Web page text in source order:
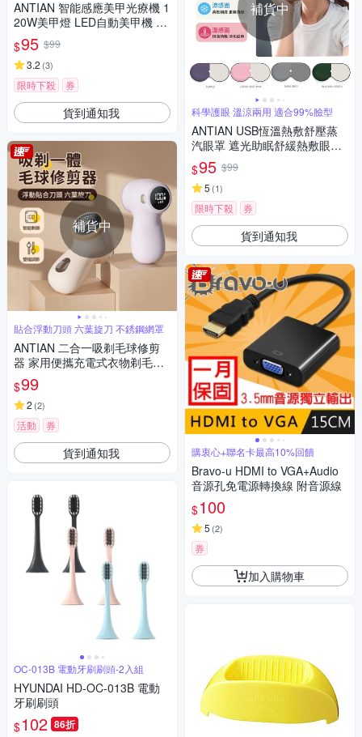
ANTIAN 智能感應美甲光療機 1
20W美甲燈 LED自動美甲機 指
甲油膠速乾機 UV光療燈
$95 $99
3.2 (3)
限時下殺 券
貨到通知我
補貨中
貼合浮動刀頭 六葉旋刀 不銹鋼網罩
ANTIAN 二合一吸剃毛球修剪
器 家用便攜充電式衣物剃毛器
不傷衣去毛球神器
$99
2 (2)
活動 券
貨到通知我
OC-013B 電動牙刷刷頭-2入組
HYUNDAI HD-OC-013B 電動
牙刷刷頭
$102 86折
補貨中
科學護眼 溫涼兩用 適合99%臉型
ANTIAN USB恆溫熱敷舒壓蒸
汽眼罩 遮光助眠舒緩熱敷眼罩
冰絲+暖棉 溫涼雙面睡眠眼罩
$95 $99
5 (1)
限時下殺 券
貨到通知我
購衷心+聯名卡最高10%回饋
Bravo-u HDMI to VGA+Audio
音源孔免電源轉換線 附音源線
$100
5 (2)
券
加入購物車